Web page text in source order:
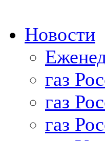
Новости
газ
газ
газ